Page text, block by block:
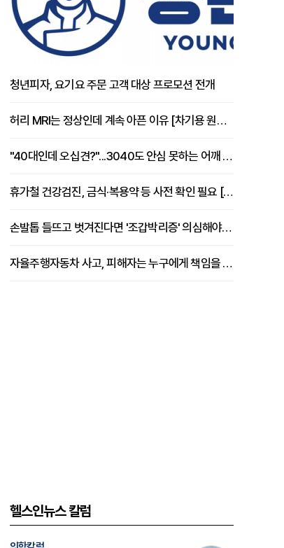
청년피자, 요기요 주문 고객 대상 프로모션 전개
허리 MRI는 정상인데 계속 아픈 이유 [차기용 원장 칼럼]
"40대인데 오십견?"...3040도 안심 못하는 어깨 유착성 관절낭염
휴가철 건강검진, 금식·복용약 등 사전 확인 필요 [정도감 원장 칼럼]
손발톱 들뜨고 벗겨진다면 '조갑박리증' 의심해야 [김철윤 원장 칼럼]
자율주행자동차 사고, 피해자는 누구에게 책임을 물을 수 있을까
헬스인뉴스 칼럼